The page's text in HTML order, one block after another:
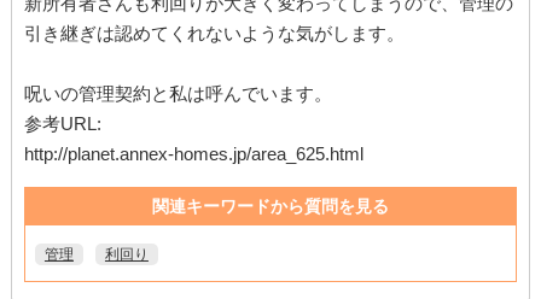
引き継ぎは認めてくれないような気がします。
呪いの管理契約と私は呼んでいます。
参考URL:
http://planet.annex-homes.jp/area_625.html
関連キーワードから質問を見る
管理 利回り